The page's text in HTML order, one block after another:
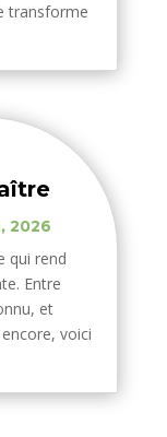
transforme
2026
qui rend
Entre
et
voici